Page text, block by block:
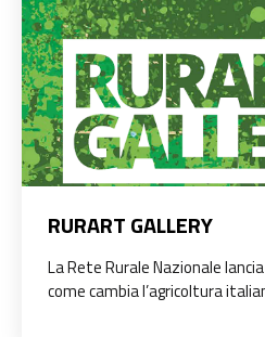
RURART GALLERY
La Rete Rurale Nazionale
come cambia l’agricoltura